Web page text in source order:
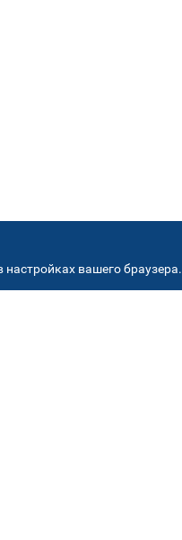
вашего браузера.